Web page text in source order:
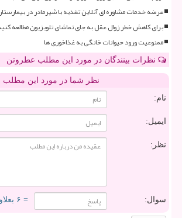
عرضه خدمات مشاوره ای آنلاین تغذیه با شیرمادر در
برای کاهش خطر زوال عقل به جای تماشای تلویزیون مطالعه
ممنوعیت ورود حیوانات خانگی به غذاخوری ها
نظرات بینندگان در مورد این مطلب عطروتن
نظر شما در مورد این مطلب
نام:
ایمیل:
نظر:
سوال: = ۶ بعلاوه ۳